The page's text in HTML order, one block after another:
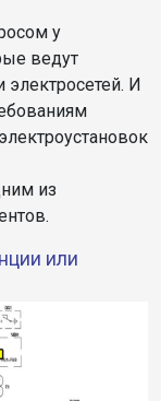
у
ведут
электросетей. И
из
или